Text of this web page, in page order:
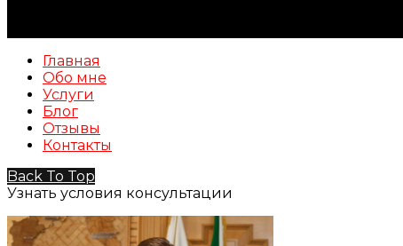
Главная
Обо мне
Услуги
Блог
Отзывы
Контакты
Back To Top
Узнать условия консультации